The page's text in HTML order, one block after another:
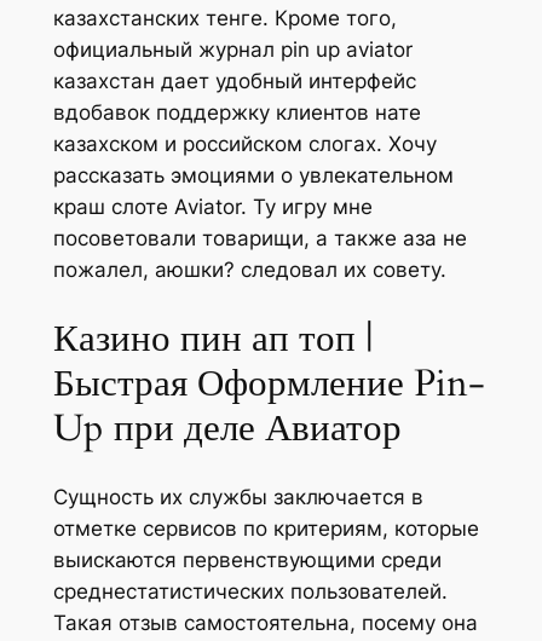
казахстанских тенге. Кроме того,
официальный журнал pin up aviator
казахстан дает удобный интерфейс
вдобавок поддержку клиентов нате
казахском и российском слогах. Хочу
рассказать эмоциями о увлекательном
краш слоте Aviator. Ту игру мне
посоветовали товарищи, а также аза не
пожалел, аюшки? следовал их совету.
Казино пин ап топ |
Быстрая Оформление Pin-
Up при деле Авиатор
Сущность их службы заключается в
отметке сервисов по критериям, которые
выискаются первенствующими среди
среднестатистических пользователей.
Такая отзыв самостоятельна, посему она